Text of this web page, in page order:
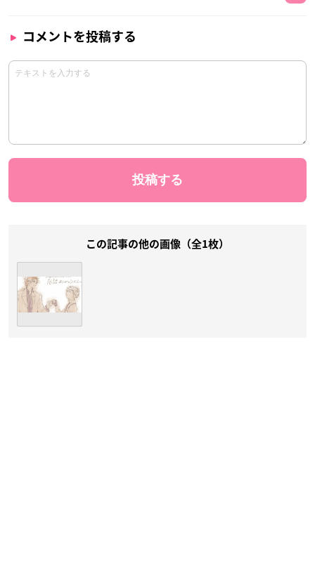
コメントを投稿する
この記事の他の画像（全1枚）